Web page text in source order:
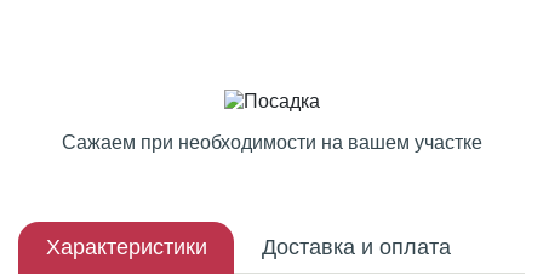
Сажаем при необходимости на вашем участке
Характеристики Доставка и оплата